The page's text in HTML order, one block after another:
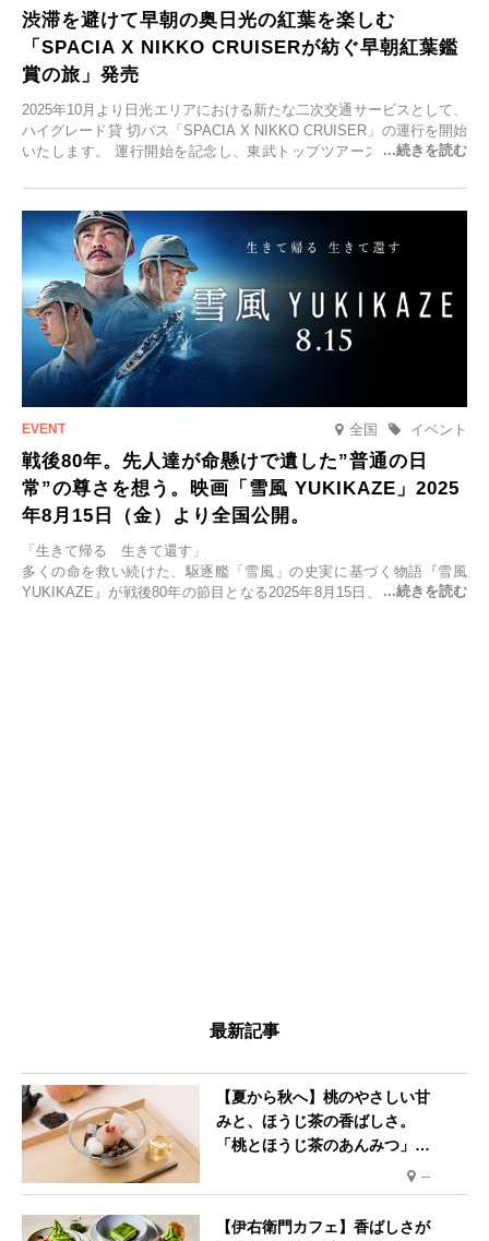
渋滞を避けて早朝の奥日光の紅葉を楽しむ
「SPACIA X NIKKO CRUISERが紡ぐ早朝紅葉鑑
賞の旅」発売
2025年10月より日光エリアにおける新たな二次交通サービスとして、
ハイグレード貸 切バス「SPACIA X NIKKO CRUISER」の運行を開始
いたします。 運行開始を記念し、東武トップツアーズ株式会社では
2025年9月12日(金)より発売いたします。
全国 イベント
戦後80年。先人達が命懸けで遺した”普通の日
常”の尊さを想う。映画「雪風 YUKIKAZE」2025
年8月15日（金）より全国公開。
「生きて帰る 生きて還す」
多くの命を救い続けた、駆逐艦「雪風」の史実に基づく物語『雪風
YUKIKAZE』が戦後80年の節目となる2025年8月15日、全国公開され
最新記事
【夏から秋へ】桃のやさしい甘
みと、ほうじ茶の香ばしさ。
「桃とほうじ茶のあんみつ」を8
--
【伊右衛門カフェ】香ばしさが